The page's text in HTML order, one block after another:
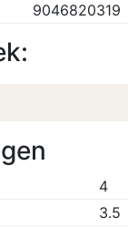
9046820319
4
3.5